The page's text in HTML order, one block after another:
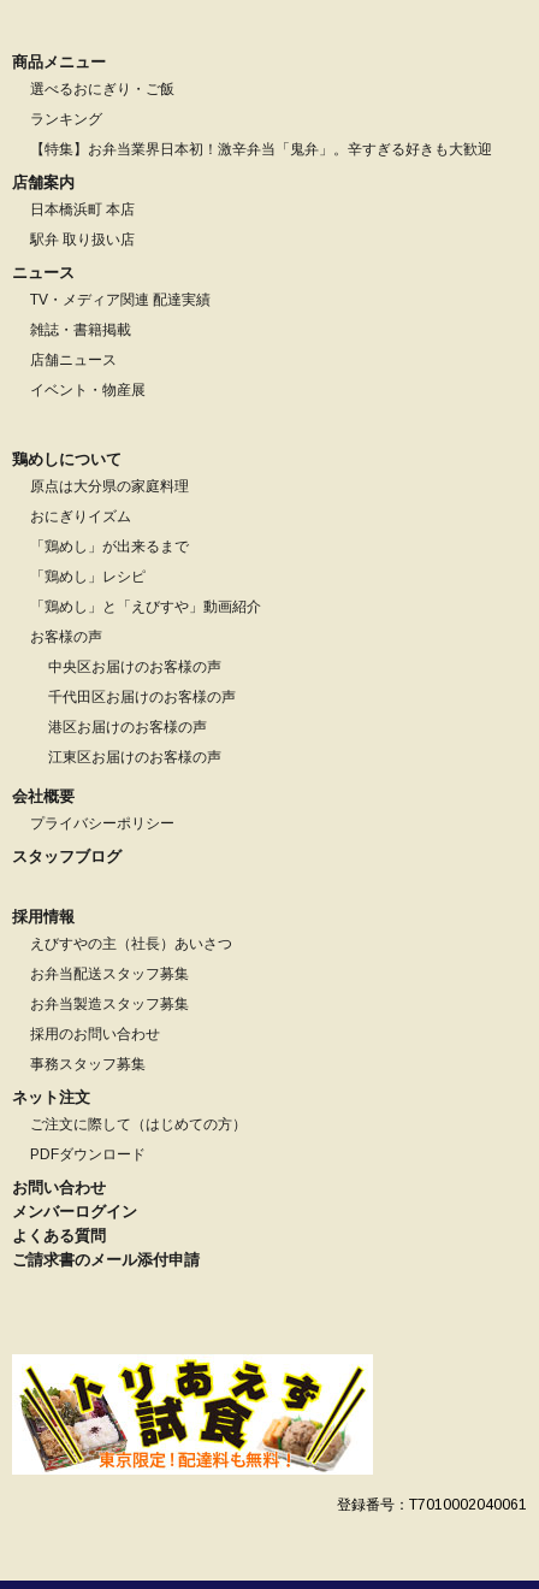
商品メニュー
選べるおにぎり・ご飯
ランキング
【特集】お弁当業界日本初！激辛弁当「鬼弁」。辛すぎる好きも大歓迎
店舗案内
日本橋浜町 本店
駅弁 取り扱い店
ニュース
TV・メディア関連 配達実績
雑誌・書籍掲載
店舗ニュース
イベント・物産展
鶏めしについて
原点は大分県の家庭料理
おにぎりイズム
「鶏めし」が出来るまで
「鶏めし」レシピ
「鶏めし」と「えびすや」動画紹介
お客様の声
中央区お届けのお客様の声
千代田区お届けのお客様の声
港区お届けのお客様の声
江東区お届けのお客様の声
会社概要
プライバシーポリシー
スタッフブログ
採用情報
えびすやの主（社長）あいさつ
お弁当配送スタッフ募集
お弁当製造スタッフ募集
採用のお問い合わせ
事務スタッフ募集
ネット注文
ご注文に際して（はじめての方）
PDFダウンロード
お問い合わせ
メンバーログイン
よくある質問
ご請求書のメール添付申請
登録番号：T7010002040061